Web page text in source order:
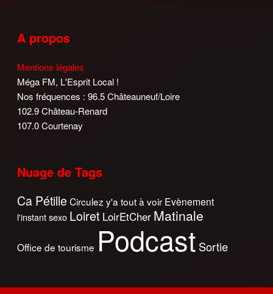
A propos
Mentions légales
Méga FM, L'Esprit Local !
Nos fréquences : 96.5 Châteauneuf/Loire
102.9 Château-Renard
107.0 Courtenay
Nuage de Tags
Ca Pétille Circulez y'a tout à voir Evènement
l'instant sexo Loiret LoirEtCher Matinale
Office de tourisme Podcast Sortie